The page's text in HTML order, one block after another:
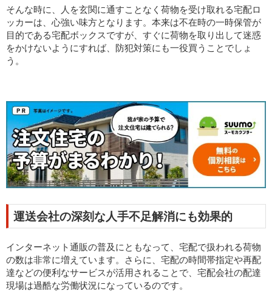
そんな時に、人を玄関に通すことなく荷物を受け取れる宅配ロ
ッカーは、心強い味方となります。本来は不在時の一時保管が
目的である宅配ボックスですが、すぐに荷物を取り出して迷惑
をかけないようにすれば、防犯対策にも一役買うことでしょ
う。
運送会社の深刻な人手不足解消にも効果的
インターネット通販の普及にともなって、宅配で扱われる荷物
の数は非常に増えています。さらに、宅配の時間帯指定や再配
達などの便利なサービスが活用されることで、宅配会社の配達
現場は過酷な労働状況になっているのです。